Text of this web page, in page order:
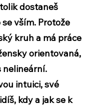
dostaneš
vším. Protože
kruh a má práce
orientovaná,
nelineární.
intuici, své
kdy a jak se k